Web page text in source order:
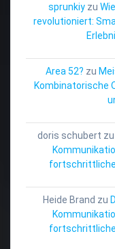
sprunkiy zu
revolutioniert:
Area 52? zu
Kombinatorische
doris schubert zu
Heide Brand zu